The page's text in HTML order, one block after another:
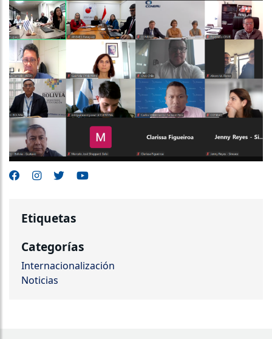
Etiquetas
Categorías
Internacionalización
Noticias